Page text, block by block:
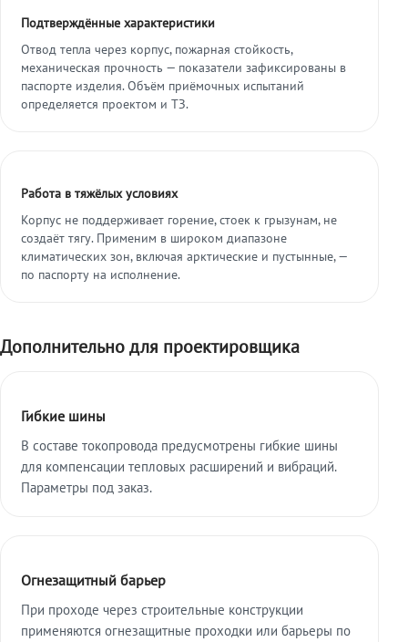
Подтверждённые характеристики
Отвод тепла через корпус, пожарная стойкость,
механическая прочность — показатели зафиксированы в
паспорте изделия. Объём приёмочных испытаний
определяется проектом и ТЗ.
Работа в тяжёлых условиях
Корпус не поддерживает горение, стоек к грызунам, не
создаёт тягу. Применим в широком диапазоне
климатических зон, включая арктические и пустынные, —
по паспорту на исполнение.
Дополнительно для проектировщика
Гибкие шины
В составе токопровода предусмотрены гибкие шины
для компенсации тепловых расширений и вибраций.
Параметры под заказ.
Огнезащитный барьер
При проходе через строительные конструкции
применяются огнезащитные проходки или барьеры по